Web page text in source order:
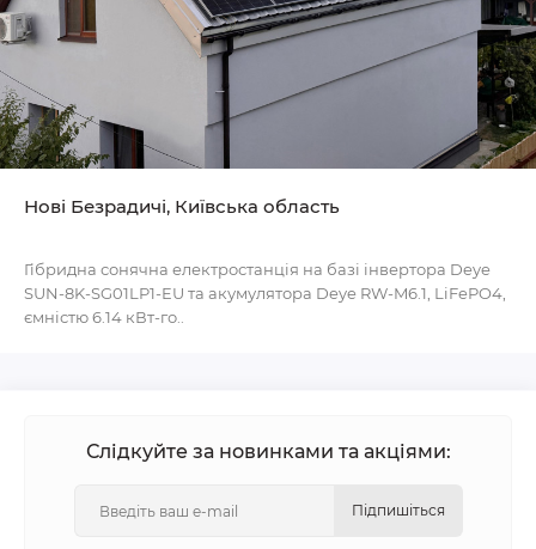
Нові Безрадичі, Київська область
Гібридна сонячна електростанція на базі інвертора Deye
SUN-8K-SG01LP1-EU та акумулятора Deye RW-M6.1, LiFePO4,
ємністю 6.14 кВт-го..
Слідкуйте за новинками та акціями:
Підпишіться